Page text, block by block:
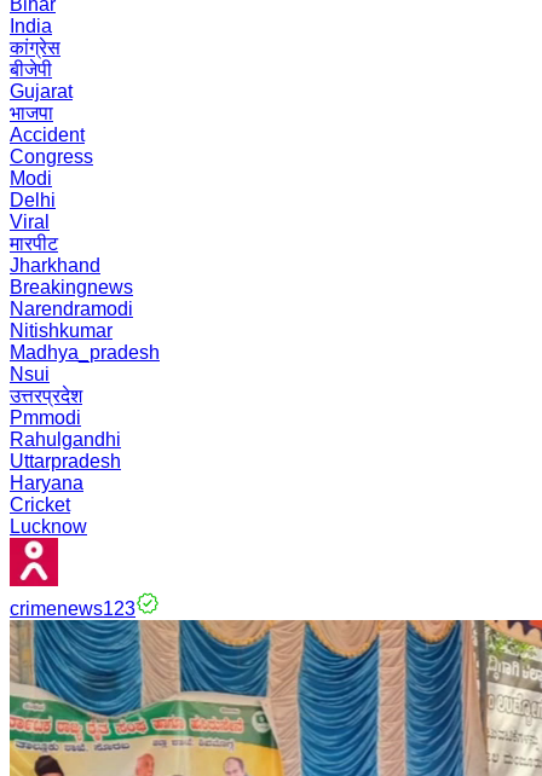
Bihar
India
कांग्रेस
बीजेपी
Gujarat
भाजपा
Accident
Congress
Modi
Delhi
Viral
मारपीट
Jharkhand
Breakingnews
Narendramodi
Nitishkumar
Madhya_pradesh
Nsui
उत्तरप्रदेश
Pmmodi
Rahulgandhi
Uttarpradesh
Haryana
Cricket
Lucknow
crimenews123